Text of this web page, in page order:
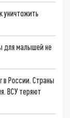
уничтожить
для малышей не
в России. Страны
ВСУ теряют